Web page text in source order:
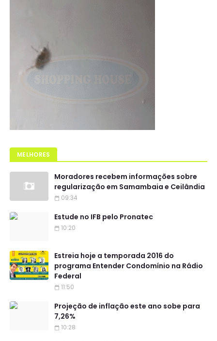
MELHORES
Moradores recebem informações sobre
regularização em Samambaia e Ceilândia
09:34
Estude no IFB pelo Pronatec
10:20
Estreia hoje a temporada 2016 do
programa Entender Condomínio na Rádio
Federal
11:50
Projeção de inflação este ano sobe para
7,26%
10:28